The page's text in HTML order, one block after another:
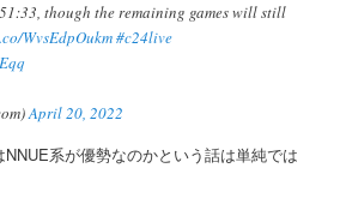
though the remaining games will still
WvsEdpOukm#c24live
April 20, 2022
系が優勢なのかという話は単純では